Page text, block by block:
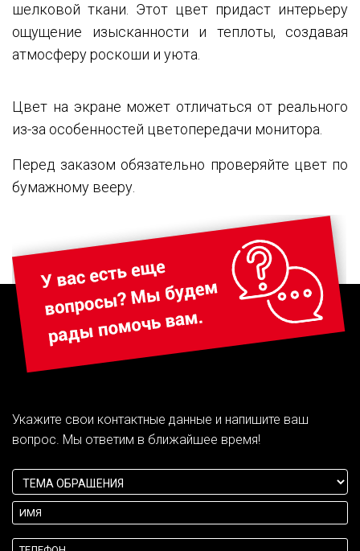
шелковой ткани. Этот цвет придаст интерьеру
ощущение изысканности и теплоты, создавая
атмосферу роскоши и уюта.
Цвет на экране может отличаться от реального
из-за особенностей цветопередачи монитора.
Перед заказом обязательно проверяйте цвет по
бумажному вееру.
Укажите свои контактные данные и напишите ваш
вопрос. Мы ответим в ближайшее время!